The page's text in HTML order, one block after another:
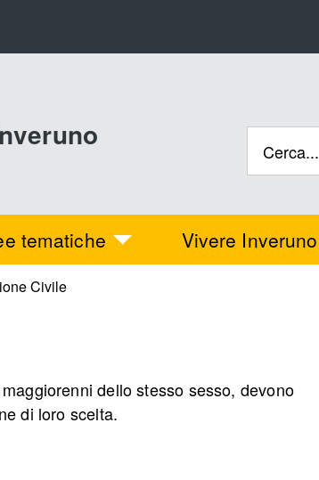
Cerca...
tematiche Vivere Inveruno
Civile
dello stesso sesso, devono
di loro scelta.